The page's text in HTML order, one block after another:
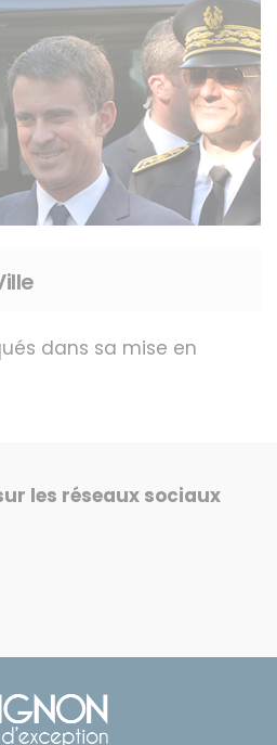
dans sa mise en
les réseaux sociaux